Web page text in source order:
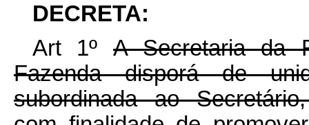
DECRETA:
Art 1ºA Secretaria da
Fazenda disporá de
subordinada ao